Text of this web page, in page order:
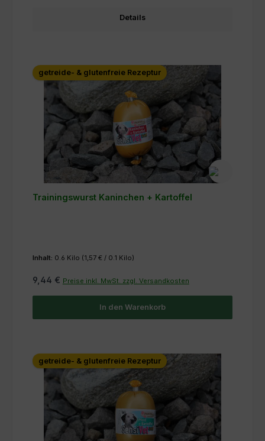
Details
getreide- & glutenfreie Rezeptur
Trainingswurst Kaninchen + Kartoffel
Inhalt: 0.6 Kilo (1,57 € / 0.1 Kilo)
9,44 € Preise inkl. MwSt. zzgl. Versandkosten
In den Warenkorb
getreide- & glutenfreie Rezeptur